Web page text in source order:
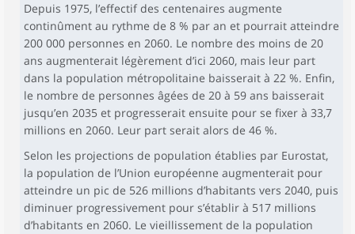
Depuis 1975, l’effectif des centenaires augmente
continûment au rythme de 8 % par an et pourrait atteindre
200 000 personnes en 2060. Le nombre des moins de 20
ans augmenterait légèrement d’ici 2060, mais leur part
dans la population métropolitaine baisserait à 22 %. Enfin,
le nombre de personnes âgées de 20 à 59 ans baisserait
jusqu’en 2035 et progresserait ensuite pour se fixer à 33,7
millions en 2060. Leur part serait alors de 46 %.
Selon les projections de population établies par Eurostat,
la population de l’Union européenne augmenterait pour
atteindre un pic de 526 millions d’habitants vers 2040, puis
diminuer progressivement pour s’établir à 517 millions
d’habitants en 2060. Le vieillissement de la population